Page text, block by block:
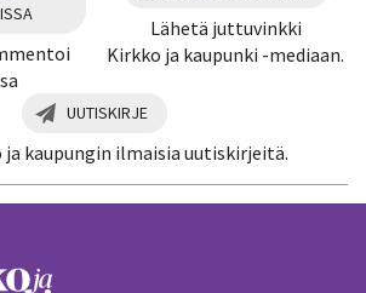
Lähetä juttuvinkki
Kirkko ja kaupunki -mediaan.
UUTISKIRJE
ja kaupungin ilmaisia uutiskirjeitä.